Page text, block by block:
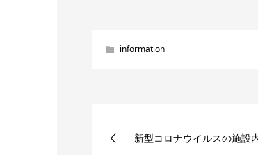
information
新型コロナウイルスの施設